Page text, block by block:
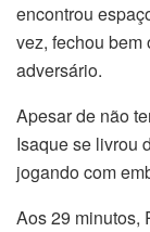
encontrou
vez, fechou
adversário.
Apesar de não
Isaque se livrou
jogando com
Aos 29 minutos,